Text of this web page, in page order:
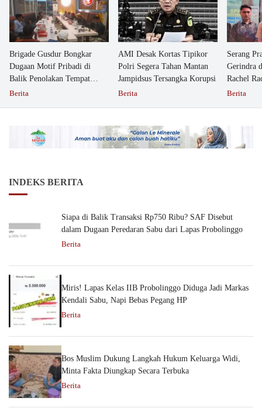
Brigade Gusdur Bongkar
Dugaan Motif Pribadi di
Balik Penolakan Tempat
Ibadah GKJW Bangil
Berita
AMI Desak Kortas Tipikor
Polri Segera Tahan Mantan
Jampidsus Tersangka Korupsi
Berita
Serang
Gerindra
Rachel
Berita
INDEKS BERITA
Siapa di Balik Transaksi Rp750 Ribu? SAF Disebut
dalam Dugaan Peredaran Sabu dari Lapas Probolinggo
Berita
Miris! Lapas Kelas IIB Probolinggo Diduga Jadi Markas
Kendali Sabu, Napi Bebas Pegang HP
Berita
Bos Muslim Dukung Langkah Hukum Keluarga Widi,
Minta Fakta Diungkap Secara Terbuka
Berita